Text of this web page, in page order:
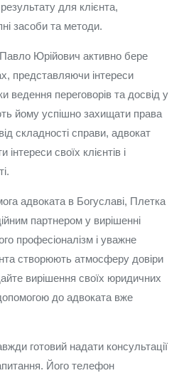
для клієнта,
засоби та методи.
Юрійович активно бере
представляючи інтереси
ведення переговорів та досвід у
йому успішно захищати права
складності справи, адвокат
своїх клієнтів і
адвоката в Богуславі, Плетка
партнером у вирішенні
професіоналізм і уважне
створюють атмосферу довіри
вирішення своїх юридичних
до адвоката вже
готовий надати консультації
Його телефон